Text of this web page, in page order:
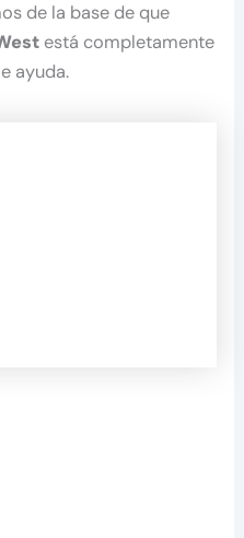
de la base de que
está completamente
ayuda.